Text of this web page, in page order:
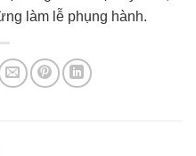
làm lễ phụng hành.